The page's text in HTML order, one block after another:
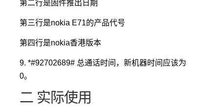
第二行是固件推出日期
第三行是nokia E71的产品代号
第四行是nokia香港版本
9. *#92702689# 总通话时间，新机器时间应该为
0。
二 实际使用